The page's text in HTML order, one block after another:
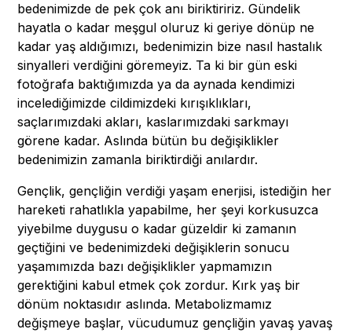
bedenimizde de pek çok anı biriktiririz. Gündelik
hayatla o kadar meşgul oluruz ki geriye dönüp ne
kadar yaş aldığımızı, bedenimizin bize nasıl hastalık
sinyalleri verdiğini göremeyiz. Ta ki bir gün eski
fotoğrafa baktığımızda ya da aynada kendimizi
incelediğimizde cildimizdeki kırışıklıkları,
saçlarımızdaki akları, kaslarımızdaki sarkmayı
görene kadar. Aslında bütün bu değişiklikler
bedenimizin zamanla biriktirdiği anılardır.
Gençlik, gençliğin verdiği yaşam enerjisi, istediğin her
hareketi rahatlıkla yapabilme, her şeyi korkusuzca
yiyebilme duygusu o kadar güzeldir ki zamanın
geçtiğini ve bedenimizdeki değişiklerin sonucu
yaşamımızda bazı değişiklikler yapmamızın
gerektiğini kabul etmek çok zordur. Kırk yaş bir
dönüm noktasıdır aslında. Metabolizmamız
değişmeye başlar, vücudumuz gençliğin yavaş yavaş